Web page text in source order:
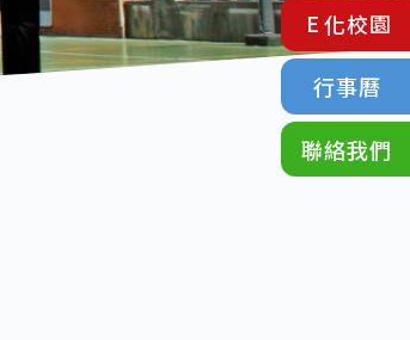
E化校園
行事曆
聯絡我們